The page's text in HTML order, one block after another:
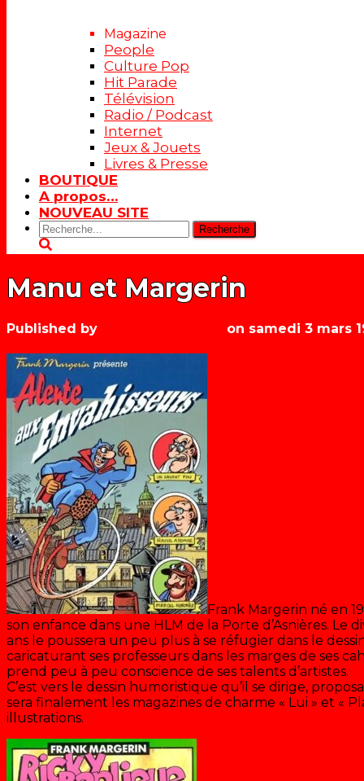
Magazine
People
Culture Pop
Hit Parade
Télévision
Radio / Podcast
Internet
Jeux & Jouets
Livres & Presse
BOUTIQUE
A propos…
NOUVEAU SITE
Rechercher:
Manu et Margerin
Published by on samedi 3 mars
Frank Margerin né en
son enfance dans une HLM de la Porte d’Asnières. Le
ans le poussera un peu plus à se réfugier dans le
caricaturant ses professeurs dans les marges de ses
prend peu à peu conscience de ses talents d’artistes.
C’est vers le dessin humoristique qu’il se dirige,
sera finalement les magazines de charme « Lui » et «
illustrations.